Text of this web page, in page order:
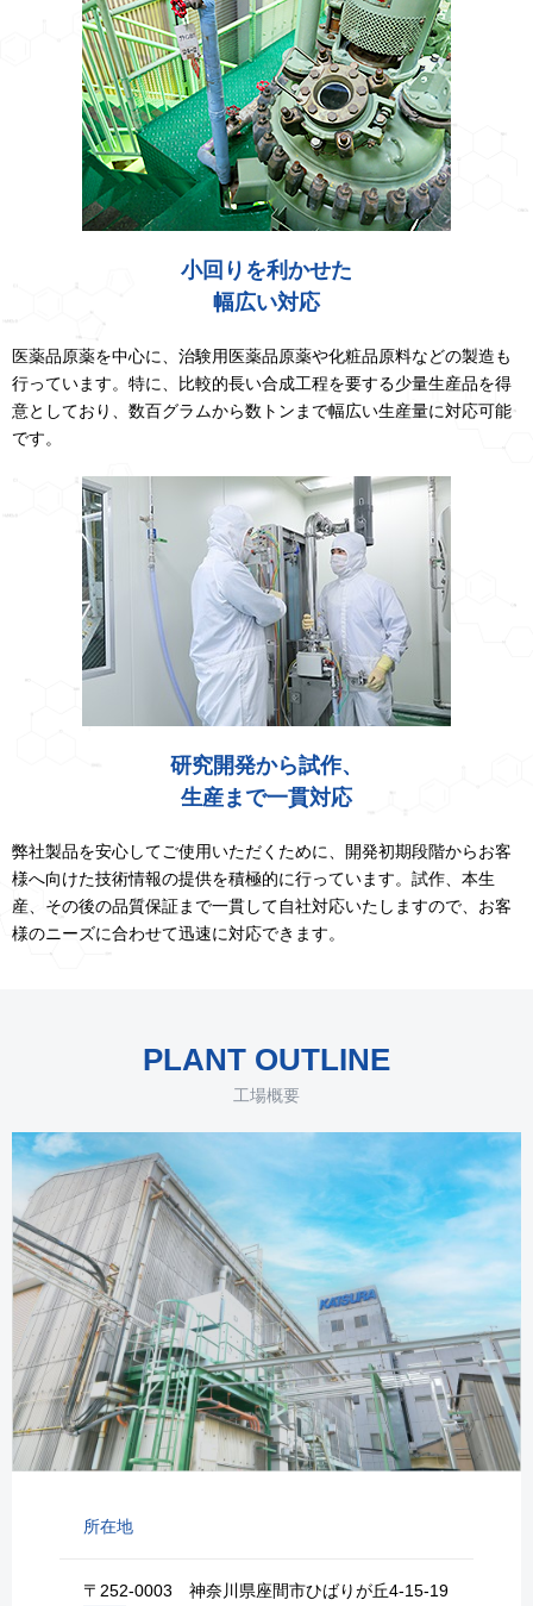
小回りを利かせた
幅広い対応
医薬品原薬を中心に、治験用医薬品原薬や化粧品原料などの製造も
行っています。特に、比較的長い合成工程を要する少量生産品を得
意としており、数百グラムから数トンまで幅広い生産量に対応可能
です。
研究開発から試作、
生産まで一貫対応
弊社製品を安心してご使用いただくために、開発初期段階からお客
様へ向けた技術情報の提供を積極的に行っています。試作、本生
産、その後の品質保証まで一貫して自社対応いたしますので、お客
様のニーズに合わせて迅速に対応できます。
PLANT OUTLINE
工場概要
所在地
〒252-0003 神奈川県座間市ひばりが丘4-15-19